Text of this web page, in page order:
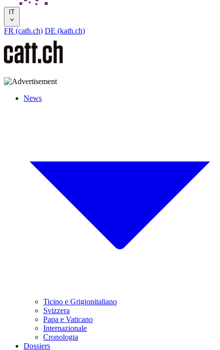
IT
FR (cath.ch) DE (kath.ch)
News
Ticino e Grigionitaliano
Svizzera
Papa e Vaticano
Internazionale
Cronologia
Dossiers